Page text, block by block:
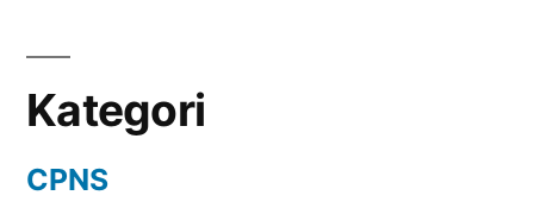
Kategori
CPNS